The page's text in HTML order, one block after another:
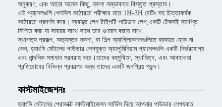
অনুকরণ, এবং আরো অনেক কিছু, নকশা সম্ভাবনার বিস্তৃত প্রস্তাব।
এই প্যানেলগুলি পেনসিল কঠোরতা পরীক্ষার মতে 1H-3H রেটিং সহ চিত্তাকর্ষক
কঠোরতা প্রদর্শন করে। ব্যবহৃত লেপ টাইপটি পাউডার লেপ,একটি টেকসই সমাপ্তি
নিশ্চিত করা যা সময়ের সাথে সাথে তার গুণমান বজায় রাখে.
স্থাপত্য প্রকল্প, অভ্যন্তর নকশা, বা শিল্প অ্যাপ্লিকেশনগুলিতে ব্যবহৃত হোক না
কেন, হ্যাংসি মেটালের পাউডার লেপযুক্ত অ্যালুমিনিয়াম প্যানেলগুলি একটি নির্ভরযোগ্য
এবং নান্দনিক সমাধান সরবরাহ করে।তাদের বহুমুখিতা, স্থায়িত্ব, এবং আবহাওয়া
প্রতিরোধের বিভিন্ন প্রকল্পের জন্য তাদের একটি জনপ্রিয় পছন্দ।
কাস্টমাইজেশনঃ
হ্যাংসি মেটালের প্রোডাক্ট কাস্টমাইজেশন সার্ভিস দিয়ে আপনার পাউডার লেপযুক্ত